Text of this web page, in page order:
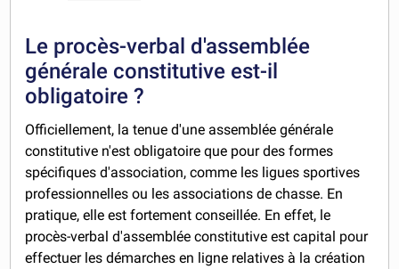
Le procès-verbal d'assemblée
générale constitutive est-il
obligatoire ?
Officiellement, la tenue d'une assemblée générale
constitutive n'est obligatoire que pour des formes
spécifiques d'association, comme les ligues sportives
professionnelles ou les associations de chasse. En
pratique, elle est fortement conseillée. En effet, le
procès-verbal d'assemblée constitutive est capital pour
effectuer les démarches en ligne relatives à la création